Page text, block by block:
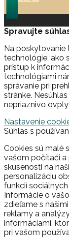
Spravujte
Na poskytovanie
technológie, ako
prístup k
technológiami
správanie pri
stránke.
nepriaznivo
Nastavenie
Súhlas s
Cookies sú malé
vašom počítači a
skúsenosti na
personalizáciu
funkcií
Informácie o
zdieľame s
reklamy a
informáciami,
pri vašom